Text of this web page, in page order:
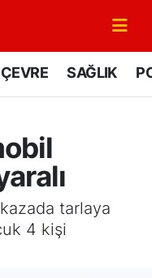
ÇEVRE SAĞLIK
tarlaya
4 kişi
Fikstür